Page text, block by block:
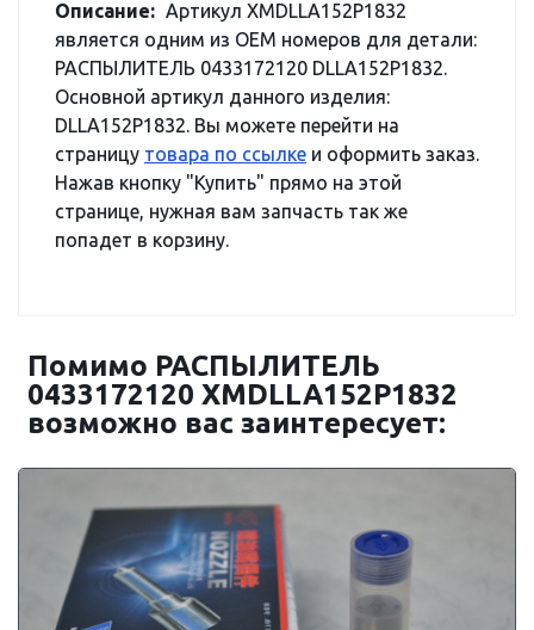
Описание: Артикул XMDLLA152P1832
является одним из OEM номеров для детали:
РАСПЫЛИТЕЛЬ 0433172120 DLLA152P1832.
Основной артикул данного изделия:
DLLA152P1832. Вы можете перейти на
страницу товара по ссылке и оформить заказ.
Нажав кнопку "Купить" прямо на этой
странице, нужная вам запчасть так же
попадет в корзину.
Помимо РАСПЫЛИТЕЛЬ
0433172120 XMDLLA152P1832
возможно вас заинтересует: